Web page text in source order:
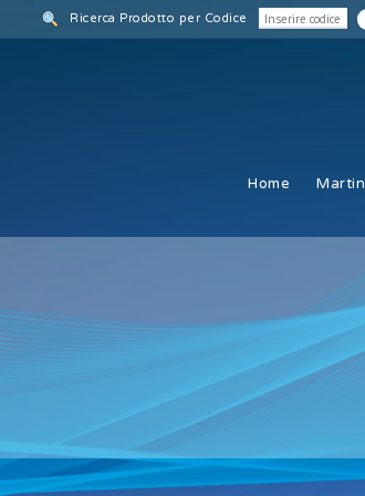
to
Ricerca Prodotto per Codice
Home Martin